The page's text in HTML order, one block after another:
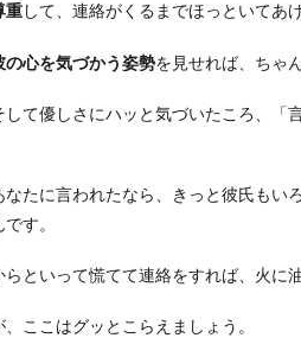
重して、連絡がくるまでほっといてあ
の心を気づかう姿勢を見せれば、ちゃ
して優しさにハッと気づいたころ、
なたに言われたなら、きっと彼氏もい
す。
といって慌てて連絡をすれば、火に
ここはグッとこらえましょう。